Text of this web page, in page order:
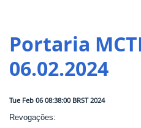
Ministério do Desenvolvimento Regional
Controladoria-Geral da União
Ministério da Mulher, da Família e dos
Secretaria-Geral
Portaria
06.02.2024
Tue Feb 06 08:38:00 BRST 2024
Revogações: